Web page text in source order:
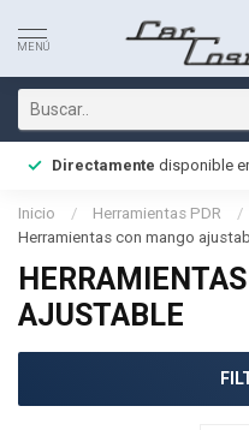
MENÚ
Directamente disponible
Inicio / Herramientas PDR /
Herramientas con mango
AJUSTABLE